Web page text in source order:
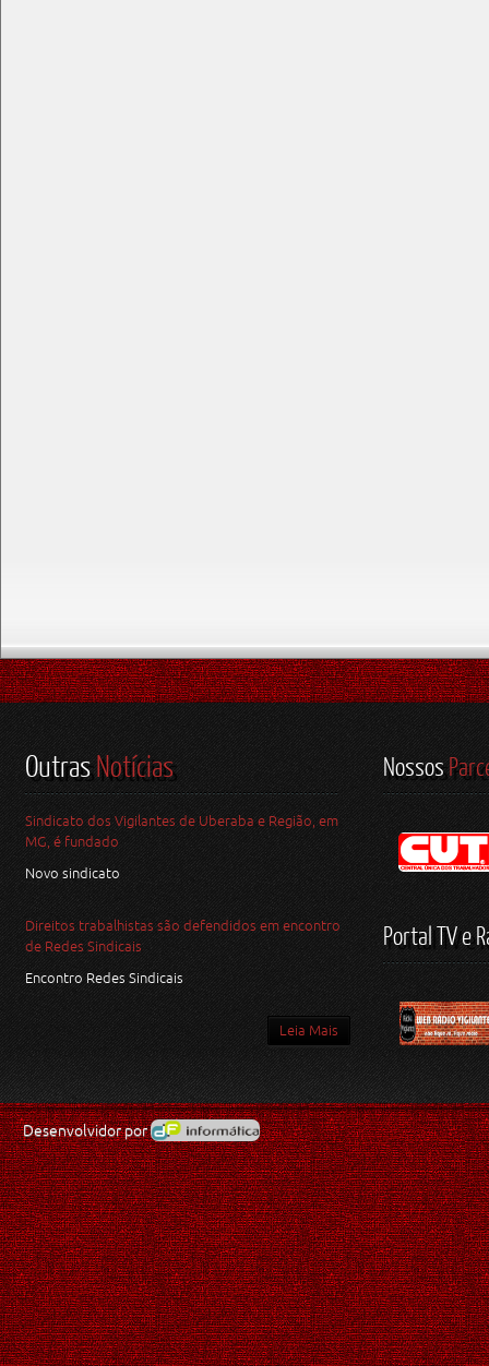
OutrasNotícias
Sindicato dos Vigilantes de Uberaba e Região, em
MG, é fundado
Novo sindicato
Direitos trabalhistas são defendidos em encontro
de Redes Sindicais
Encontro Redes Sindicais
Leia Mais
Nossos
Portal TV e
Desenvolvidor por